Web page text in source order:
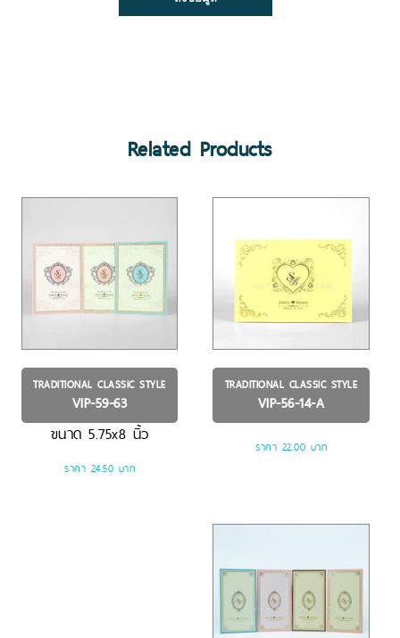
Related Products
TRADITIONAL CLASSIC STYLE
VIP-59-63
ขนาด5.75x8 นิ้ว
ราคา 24.50 บาท
TRADITIONAL CLASSIC STYLE
VIP-56-14-A
ราคา 22.00 บาท